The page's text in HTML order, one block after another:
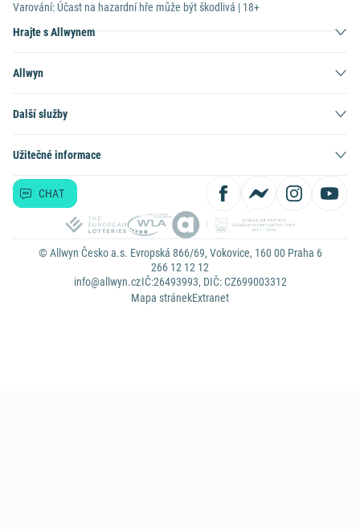
Varování: Účast na hazardní hře může být škodlivá | 18+
Hrajte s Allwynem
Allwyn
Další služby
Užitečné informace
CHAT
© Allwyn Česko a.s. Evropská 866/69, Vokovice, 160 00 Praha 6
266 12 12 12
info@allwyn.czIČ:26493993, DIČ: CZ699003312
Mapa stránekExtranet